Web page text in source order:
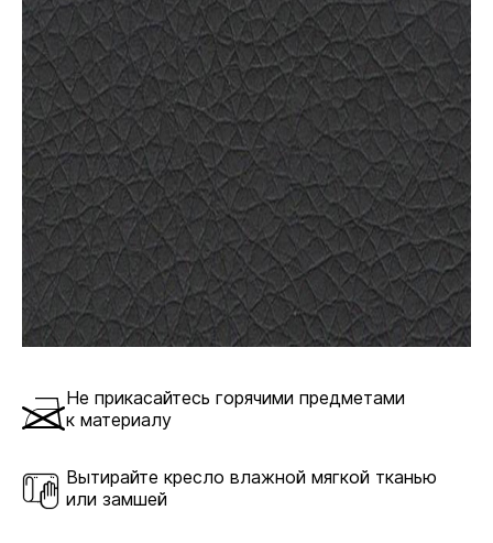
Пластик выдерживает большой вес и интенсивное
использование. Стальные и алюминиевые модели
отличаются повышенной прочностью,
долговечностью и презентабельным внешним
видом.
В комплекте
Не прикасайтесь горячими предметами
к материалу
Вытирайте кресло влажной мягкой тканью
или замшей